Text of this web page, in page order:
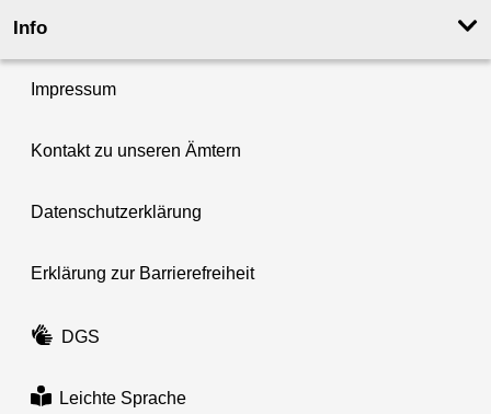
Info
Impressum
Kontakt zu unseren Ämtern
Datenschutzerklärung
Erklärung zur Barrierefreiheit
DGS
Leichte Sprache